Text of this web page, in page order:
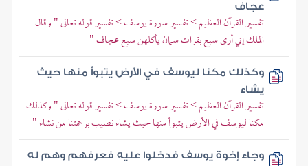
عجاف
تفسير القرآن العظيم > تفسير سورة يوسف > تفسير قوله تعالى " وقال
الملك إني أرى سبع بقرات سمان يأكلهن سبع عجاف "
وكذلك مكنا ليوسف في الأرض يتبوأ منها حيث
يشاء
تفسير القرآن العظيم > تفسير سورة يوسف > تفسير قوله تعالى " وكذلك
مكنا ليوسف في الأرض يتبوأ منها حيث يشاء نصيب برحمتنا من نشاء "
وجاء إخوة يوسف فدخلوا عليه فعرفهم وهم له